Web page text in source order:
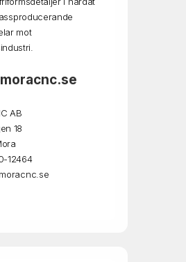
mot
AB
18
12464